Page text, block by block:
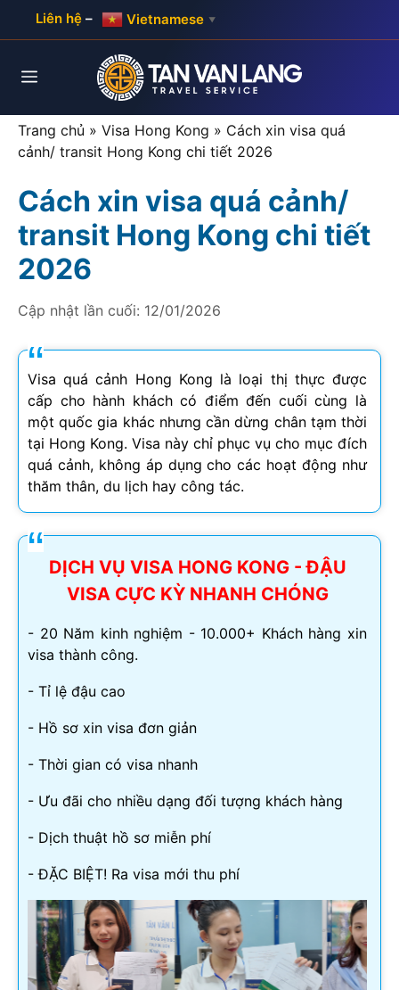
Liên hệ – Vietnamese ▼
Menu
Trang chủ » Visa Hong Kong » Cách xin visa quá
cảnh/ transit Hong Kong chi tiết 2026
Cách xin visa quá cảnh/
transit Hong Kong chi tiết
2026
Cập nhật lần cuối: 12/01/2026
Visa quá cảnh Hong Kong là loại thị thực được
cấp cho hành khách có điểm đến cuối cùng là
một quốc gia khác nhưng cần dừng chân tạm thời
tại Hong Kong. Visa này chỉ phục vụ cho mục đích
quá cảnh, không áp dụng cho các hoạt động như
thăm thân, du lịch hay công tác.
DỊCH VỤ VISA HONG KONG - ĐẬU
VISA CỰC KỲ NHANH CHÓNG
- 20 Năm kinh nghiệm - 10.000+ Khách hàng xin
visa thành công.
- Tỉ lệ đậu cao
- Hồ sơ xin visa đơn giản
- Thời gian có visa nhanh
- Ưu đãi cho nhiều dạng đối tượng khách hàng
- Dịch thuật hồ sơ miễn phí
- ĐẶC BIỆT! Ra visa mới thu phí